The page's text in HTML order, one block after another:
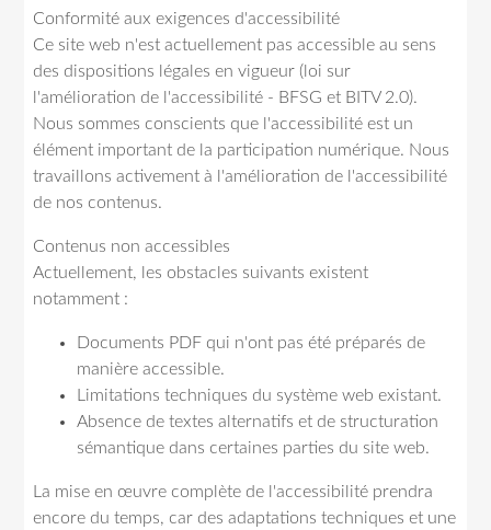
Conformité aux exigences d'accessibilité
Ce site web n'est actuellement pas accessible au sens
des dispositions légales en vigueur (loi sur
l'amélioration de l'accessibilité - BFSG et BITV 2.0).
Nous sommes conscients que l'accessibilité est un
élément important de la participation numérique. Nous
travaillons activement à l'amélioration de l'accessibilité
de nos contenus.
Contenus non accessibles
Actuellement, les obstacles suivants existent
notamment :
Documents PDF qui n'ont pas été préparés de
manière accessible.
Limitations techniques du système web existant.
Absence de textes alternatifs et de structuration
sémantique dans certaines parties du site web.
La mise en œuvre complète de l'accessibilité prendra
encore du temps, car des adaptations techniques et une